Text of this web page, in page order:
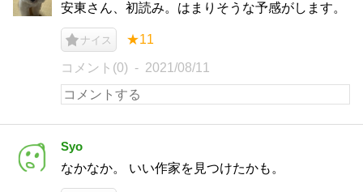
安東さん、初読み。はまりそうな予感がします。
ナイス ★11
コメント(0) 2021/08/11
Syo
なかなか。 いい作家を見つけたかも。